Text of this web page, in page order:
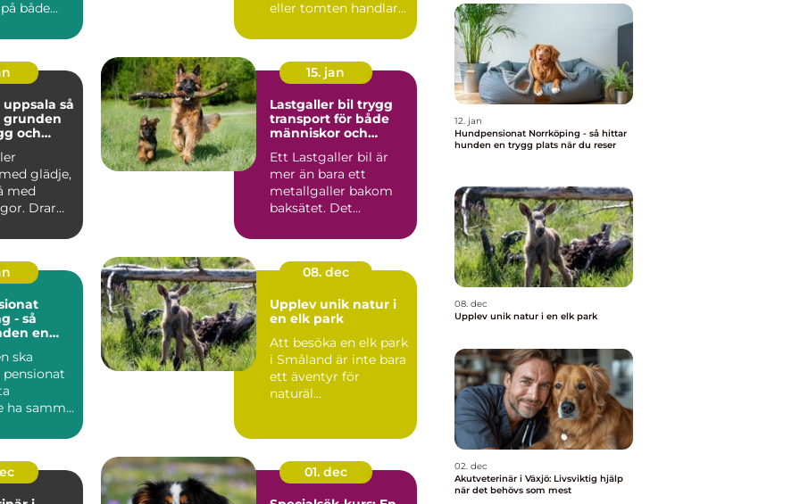
både
eller tomten handlar
markera en g...
så
grunden
och
glädje,
med
Drar
15. jan
Lastgaller bil trygg
transport för både
människor och
Ett Lastgaller bil är
mer än bara ett
metallgaller bakom
baksätet. Det
säkerhe...
- så
en
ska
pensionat
ha samma
08. dec
Upplev unik natur i
en elk park
Att besöka en elk park
i Småland är inte bara
ett äventyr för
naturäl...
01. dec
12. jan
Hundpensionat Norrköping - så hittar
hunden en trygg plats när du reser
08. dec
Upplev unik natur i en elk park
02. dec
Akutveterinär i Växjö: Livsviktig hjälp
när det behövs som mest